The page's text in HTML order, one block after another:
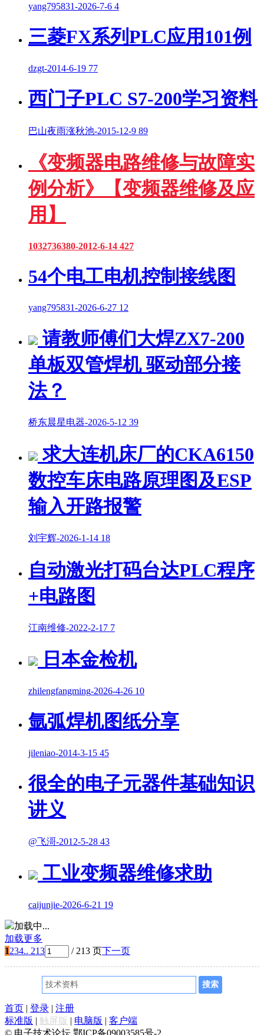
yang795831-2026-7-6 4
三菱FX系列PLC应用101例
dzgt-2014-6-19 77
西门子PLC S7-200学习资料
巴山夜雨涨秋池-2015-12-9 89
《变频器电路维修与故障实
例分析》【变频器维修及应
用】
1032736380-2012-6-14 427
54个电工电机控制接线图
yang795831-2026-6-27 12
请教师傅们大焊ZX7-200
单板双管焊机 驱动部分接
法？
桥东晨星电器-2026-5-12 39
求大连机床厂的CKA6150
数控车床电路原理图及ESP
输入开路报警
刘宇辉-2026-1-14 18
自动激光打码台达PLC程序
+电路图
江南维修-2022-2-17 7
日本金检机
zhilengfangming-2026-4-26 10
氩弧焊机图纸分享
jileniao-2014-3-15 45
很全的电子元器件基础知识
讲义
@飞滒-2012-5-28 43
工业变频器维修求助
caijunjie-2026-6-21 19
加载中...
加载更多
1234.. 213 / 213 页下一页
首页 | 登录 | 注册
标准版 | 触屏版 | 电脑版 | 客户端
© 电子技术论坛 鄂ICP备09003585号-2